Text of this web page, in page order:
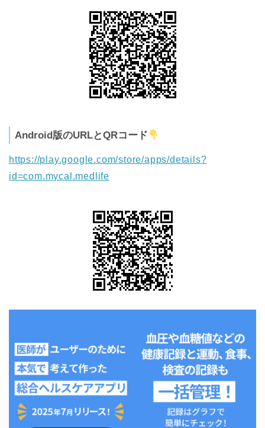
Android版のURLとQRコード
https://play.google.com/store/apps/details?
id=com.mycal.medlife